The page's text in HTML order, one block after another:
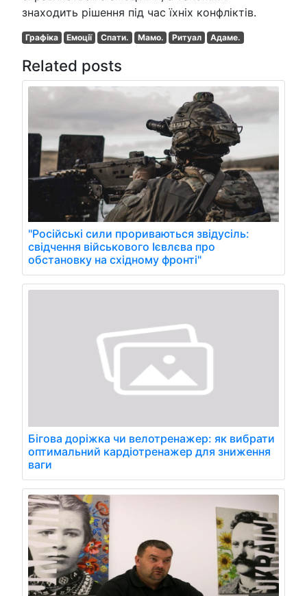
знаходить рішення під час їхніх конфліктів.
Графіка Емоції Спати. Мамо. Ритуал Адаме.
Related posts
"Російські сили прориваються звідусіль:
свідчення військового Ієвлєва про
обстановку на східному фронті"
Бігова доріжка чи велотренажер: як вибрати
оптимальний кардіотренажер для зниження
ваги